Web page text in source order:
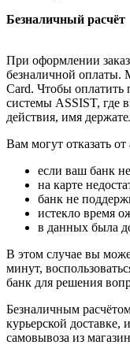
Безналичный расчёт
При оформлении
безналичной
Card. Чтобы оплатить
системы ASSIST, где
действия, имя
Вам могут отказать
если ваш банк
на карте
банк не
истекло время
в данных была
В этом случае вы
минут,
банк для решения
Безналичным
курьерской доставке,
самовывоза из